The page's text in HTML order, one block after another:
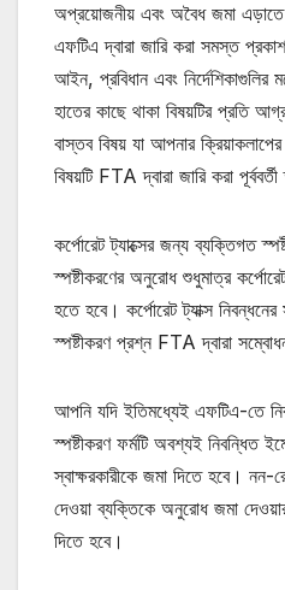
অপ্রয়োজনীয় এবং অবৈধ জমা
এফটিএ দ্বারা জারি করা সমস্ত
আইন, প্রবিধান এবং নির্দেশিকাগুলির
হাতের কাছে থাকা বিষয়টির প্রতি
বাস্তব বিষয় যা আপনার
বিষয়টি FTA দ্বারা জারি করা
কর্পোরেট ট্যাক্সের জন্য ব্যক্তিগত
স্পষ্টীকরণের অনুরোধ শুধুমাত্র
হতে হবে। কর্পোরেট ট্যাক্স
স্পষ্টীকরণ প্রশ্ন FTA দ্বারা
আপনি যদি ইতিমধ্যেই এফটিএ-তে
স্পষ্টীকরণ ফর্মটি অবশ্যই নিবন্ধিত
স্বাক্ষরকারীকে জমা দিতে হবে। নন-
দেওয়া ব্যক্তিকে অনুরোধ জমা
দিতে হবে।